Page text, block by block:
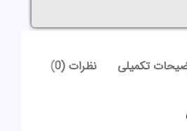
تکمیلی
نظرات (0)